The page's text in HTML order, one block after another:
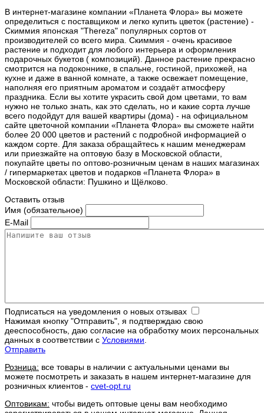
В интернет-магазине компании «Планета Флора» вы можете
определиться с поставщиком и легко купить цветок (растение) -
Скиммия японская "Thereza" популярных сортов от
производителей со всего мира. Скиммия - очень красивое
растение и подходит для любого интерьера и оформления
подарочных букетов ( композиций). Данное растение прекрасно
смотрится на подоконнике, в спальне, гостиной, прихожей, на
кухне и даже в ванной комнате, а также освежает помещение,
наполняя его приятным ароматом и создаёт атмосферу
праздника. Если вы хотите украсить свой дом цветами, то вам
нужно не только знать, как это сделать, но и какие сорта лучше
всего подойдут для вашей квартиры (дома) - на официальном
сайте цветочной компании «Планета Флора» вы сможете найти
более 20 000 цветов и растений с подробной информацией о
каждом сорте. Для заказа обращайтесь к нашим менеджерам
или приезжайте на оптовую базу в Московской области,
покупайте цветы по оптово-розничным ценам в наших магазинах
/ гипермаркетах цветов и подарков «Планета Флора» в
Московской области: Пушкино и Щёлково.
Оставить отзыв
Имя (обязательное)
E-Mail
Подписаться на уведомления о новых отзывах
Нажимая кнопку "Отправить", я подтверждаю свою
дееспособность, даю согласие на обработку моих персональных
данных в соответствии с Условиями.
Отправить
Розница: все товары в наличии с актуальными ценами вы
можете посмотреть и заказать в нашем интернет-магазине для
розничных клиентов - cvet-opt.ru
Оптовикам: чтобы видеть оптовые цены вам необходимо